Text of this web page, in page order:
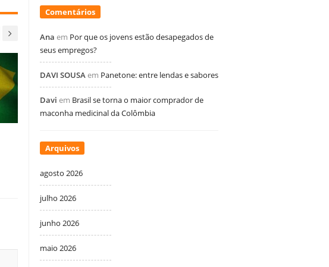
Comentários
Ana em Por que os jovens estão desapegados de
seus empregos?
DAVI SOUSAem Panetone: entre lendas e sabores
Davi em Brasil se torna o maior comprador de
maconha medicinal da Colômbia
Arquivos
agosto 2026
julho 2026
junho 2026
maio 2026